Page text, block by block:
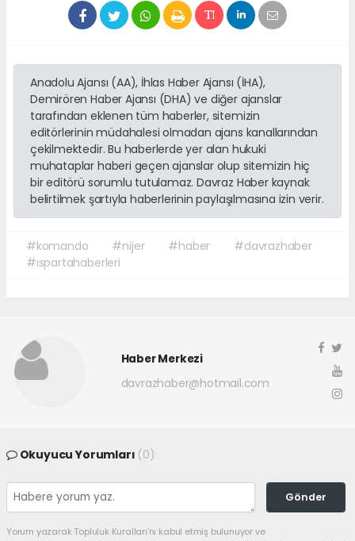
Anadolu Ajansı (AA), İhlas Haber Ajansı (İHA),
Demirören Haber Ajansı (DHA) ve diğer ajanslar
tarafından eklenen tüm haberler, sitemizin
editörlerinin müdahalesi olmadan ajans kanallarından
çekilmektedir. Bu haberlerde yer alan hukuki
muhataplar haberi geçen ajanslar olup sitemizin hiç
bir editörü sorumlu tutulamaz. Davraz Haber kaynak
belirtilmek şartıyla haberlerinin paylaşılmasına izin verir.
#komando #nijer #haber
#davrazhaber
#ıspartahaberleri
Haber Merkezi
davrazhaber@hotmail.com
Okuyucu Yorumları (0)
Gönder
Yorum yazarak Topluluk Kuralları’nı kabul etmiş bulunuyor ve